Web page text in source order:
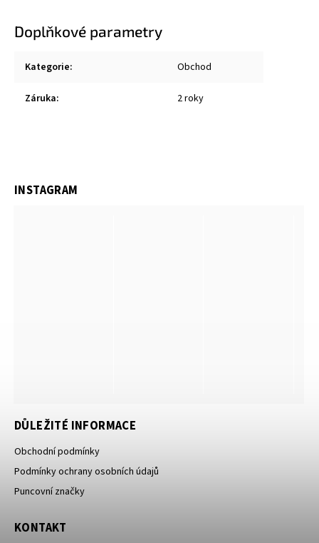
Doplňkové parametry
Kategorie: Obchod
Záruka: 2 roky
DŮLEŽITÉ INFORMACE
Obchodní podmínky
Podmínky ochrany osobních údajů
Puncovní značky
KONTAKT
INSTAGRAM